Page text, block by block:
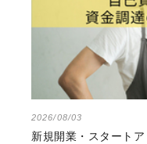
2026/08/03
新規開業・スタート